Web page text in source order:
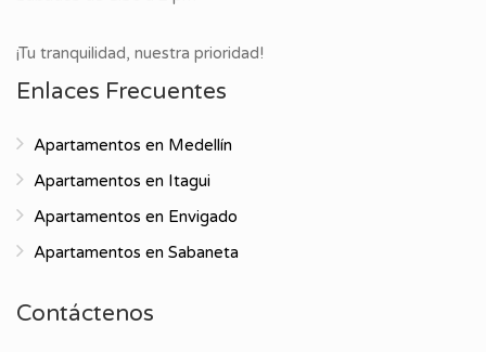
¡Tu tranquilidad, nuestra prioridad!
Enlaces Frecuentes
Apartamentos en Medellín
Apartamentos en Itagui
Apartamentos en Envigado
Apartamentos en Sabaneta
Contáctenos